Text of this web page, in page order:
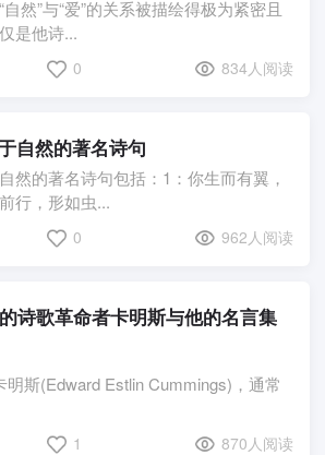
然”与“爱”的关系被描绘得极为紧密且
是他诗...
0 834人阅读
自然的著名诗句
然的著名诗句包括：1：你生而有翼，
行，形如虫...
0 962人阅读
诗歌革命者卡明斯与他的名言集
明斯(Edward Estlin Cummings)，通常
1 870人阅读